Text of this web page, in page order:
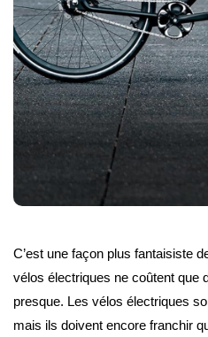
C’est une façon plus fantaisiste
vélos électriques ne coûtent que
presque. Les vélos électriques
mais ils doivent encore franchir